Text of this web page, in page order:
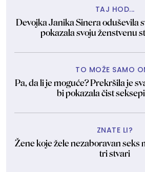
TAJ HOD...
Devojka Janika Sinera oduševila
pokazala svoju ženstvenu
TO MOŽE SAMO
Pa, da li je moguće? Prekršila je
bi pokazala čist
ZNATE LI?
Žene koje žele nezaboravan seks
tri stvari